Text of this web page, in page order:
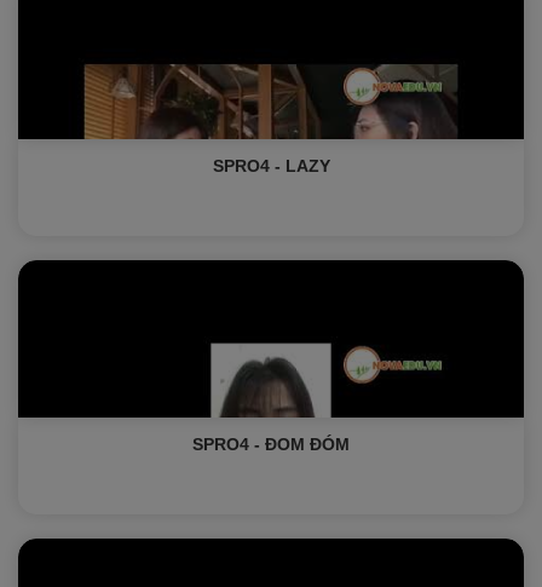
SPRO4 - LAZY
SPRO4 - ĐOM ĐÓM